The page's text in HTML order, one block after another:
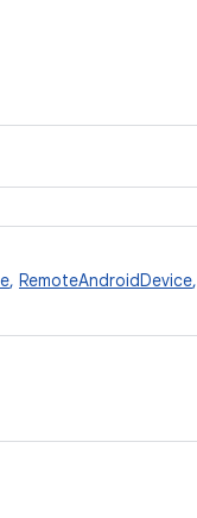
, RemoteAndroidDevice,